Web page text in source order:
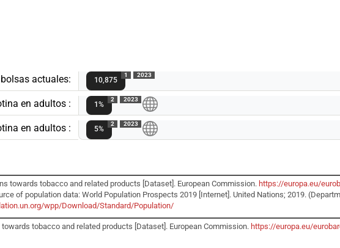
actuales: 10,875
1 2023
en adultos : 1%
2 2023
en adultos : 5%
2 2023
towards tobacco and related products [Dataset]. European Commission. https://europa.eu/
of population data: World Population Prospects 2019 [Internet]. United Nations; 2019.
wpp/Download/Standard/Population/
tobacco and related products [Dataset]. European Commission. https://europa.eu/